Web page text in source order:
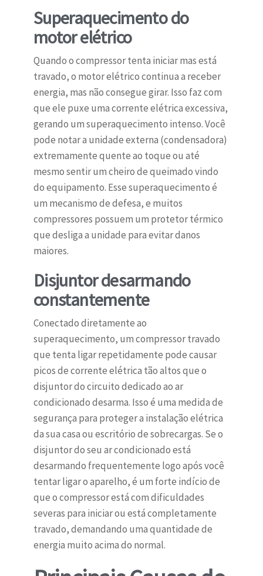
Superaquecimento do
motor elétrico
Quando o compressor tenta iniciar mas está
travado, o motor elétrico continua a receber
energia, mas não consegue girar. Isso faz com
que ele puxe uma corrente elétrica excessiva,
gerando um superaquecimento intenso. Você
pode notar a unidade externa (condensadora)
extremamente quente ao toque ou até
mesmo sentir um cheiro de queimado vindo
do equipamento. Esse superaquecimento é
um mecanismo de defesa, e muitos
compressores possuem um protetor térmico
que desliga a unidade para evitar danos
maiores.
Disjuntor desarmando
constantemente
Conectado diretamente ao
superaquecimento, um compressor travado
que tenta ligar repetidamente pode causar
picos de corrente elétrica tão altos que o
disjuntor do circuito dedicado ao ar
condicionado desarma. Isso é uma medida de
segurança para proteger a instalação elétrica
da sua casa ou escritório de sobrecargas. Se o
disjuntor do seu ar condicionado está
desarmando frequentemente logo após você
tentar ligar o aparelho, é um forte indício de
que o compressor está com dificuldades
severas para iniciar ou está completamente
travado, demandando uma quantidade de
energia muito acima do normal.